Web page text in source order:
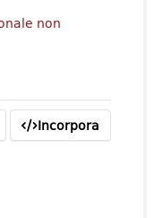
non
Incorpora